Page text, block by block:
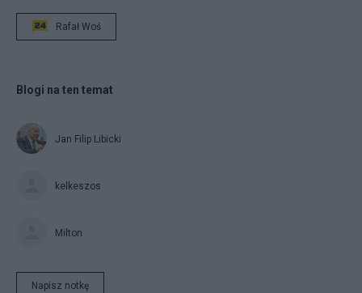
Rafał Woś
Blogi na ten temat
Jan Filip Libicki
kelkeszos
Milton
Napisz notkę